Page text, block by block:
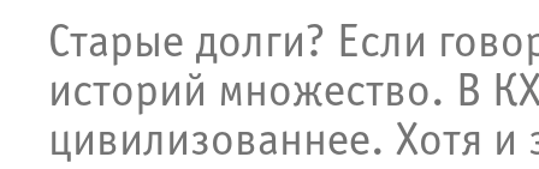
Старые долги? Если
историй множество. В
цивилизованнее. Хотя и